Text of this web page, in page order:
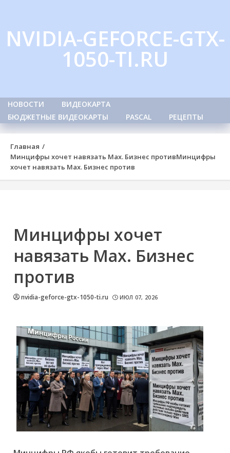
content
NVIDIA-GEFORCE-GTX-
1050-TI.RU
НОВОСТИ
ВИДЕОКАРТА
БЮДЖЕТНЫЕ ВИДЕОКАРТЫ
PASCAL РЕЦЕПТЫ
Главная
Минцифры хочет навязать Max. Бизнес противМинцифры
хочет навязать Max. Бизнес против
Минцифры хочет
навязать Max. Бизнес
против
nvidia-geforce-gtx-1050-ti.ru ИЮЛ 07, 2026